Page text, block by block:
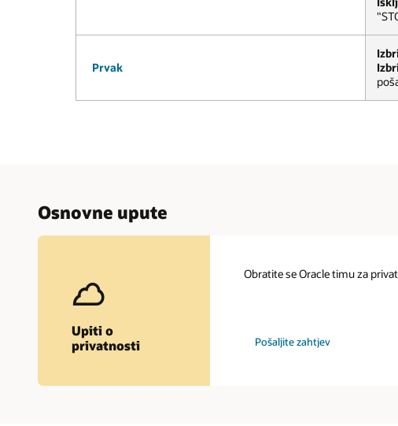
Prvak
Osnovne upute
Upiti o
privatnosti
Obratite se Oracle timu za
Pošaljite zahtjev